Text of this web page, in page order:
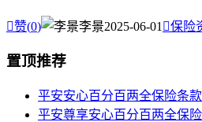
赞(0) 李景2025-06-01 保险
置顶推荐
平安安心百分百两全保险条款
平安尊享安心百分百两全保